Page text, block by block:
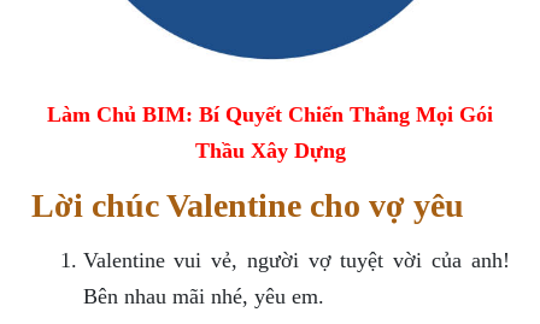
Làm Chủ BIM: Bí Quyết Chiến Thắng Mọi Gói
Thầu Xây Dựng
Lời chúc Valentine cho vợ yêu
Valentine vui vẻ, người vợ tuyệt vời của anh!
Bên nhau mãi nhé, yêu em.